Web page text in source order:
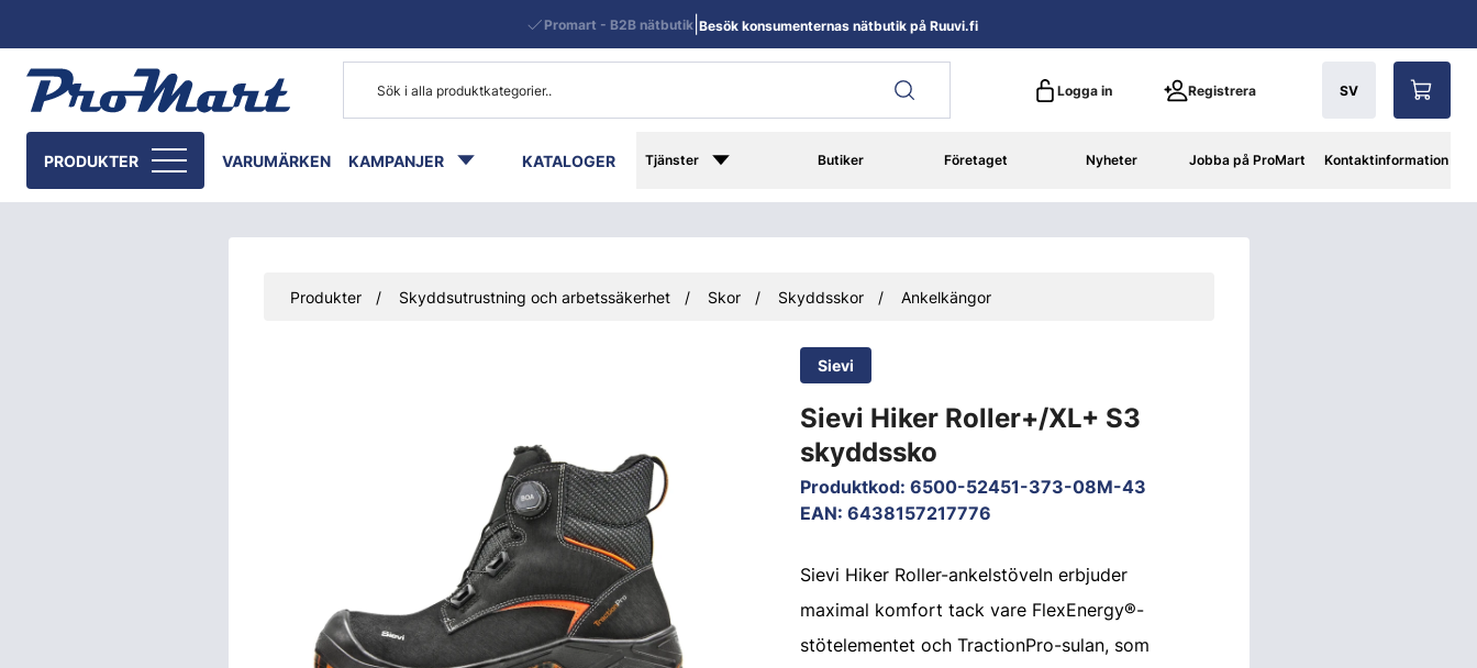
Logga in Registrera SV
PRODUKTER VARUMÄRKEN KAMPANJER KATALOGER Tjänster Butiker Företaget Nyheter Jobba på ProMart Kontaktinformation
Promart - B2B nätbutik Besök konsumenternas nätbutik på Ruuvi.fi
Produkter Skyddsutrustning och arbetssäkerhet Skor Skyddsskor Ankelkängor
Sievi
Sievi Hiker Roller+/XL+ S3
skyddssko
Produktkod: 6500-52451-373-08M-43
EAN: 6438157217776
Sievi Hiker Roller-ankelstöveln erbjuder
maximal komfort tack vare FlexEnergy®-
stötelementet och TractionPro-sulan, som